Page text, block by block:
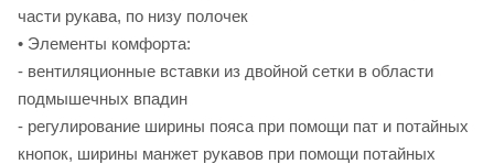
части рукава, по низу полочек
• Элементы комфорта:
- вентиляционные вставки из двойной сетки в области
подмышечных впадин
- регулирование ширины пояса при помощи пат и потайных
кнопок, ширины манжет рукавов при помощи потайных